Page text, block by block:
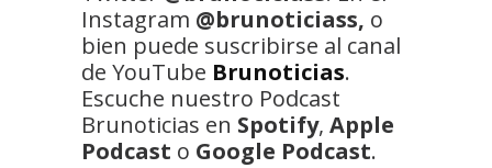
Instagram @brunoticiass, o
bien puede suscribirse al canal
de YouTube Brunoticias.
Escuche nuestro Podcast
Brunoticias en Spotify, Apple
Podcast o Google Podcast.